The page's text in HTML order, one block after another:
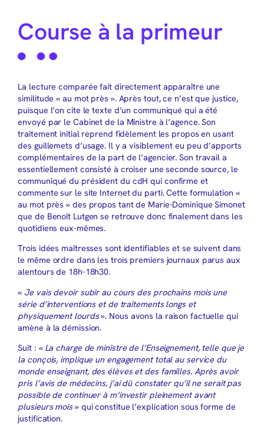
Course à la primeur
La lecture comparée fait directement apparaître une
similitude « au mot près ». Après tout, ce n’est que justice,
puisque l’on cite le texte d’un communiqué qui a été
envoyé par le Cabinet de la Ministre à l’agence. Son
traitement initial reprend fidèlement les propos en usant
des guillemets d’usage. Il y a visiblement eu peu d’apports
complémentaires de la part de l’agencier. Son travail a
essentiellement consisté à croiser une seconde source, le
communiqué du président du cdH qui confirme et
commente sur le site Internet du parti. Cette formulation «
au mot près » des propos tant de Marie-Dominique Simonet
que de Benoît Lutgen se retrouve donc finalement dans les
quotidiens eux-mêmes.
Trois idées maîtresses sont identifiables et se suivent dans
le même ordre dans les trois premiers journaux parus aux
alentours de 18h-18h30.
« Je vais devoir subir au cours des prochains mois une
série d’interventions et de traitements longs et
physiquement lourds». Nous avons la raison factuelle qui
amène à la démission.
Suit : « La charge de ministre de l’Enseignement, telle que je
la conçois, implique un engagement total au service du
monde enseignant, des élèves et des familles. Après avoir
pris l’avis de médecins, j’ai dû constater qu’il ne serait pas
possible de continuer à m’investir pleinement avant
plusieurs mois » qui constitue l’explication sous forme de
justification.